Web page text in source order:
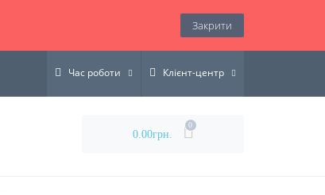
Закрити
Час роботи Клієнт-центр
0.00грн.
0